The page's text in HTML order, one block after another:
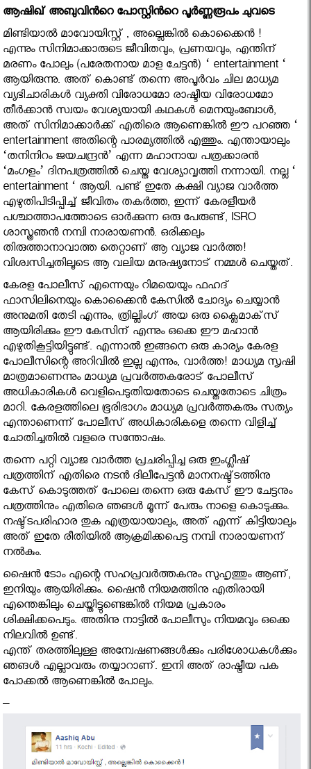
ആഷിഖ് അബുവിൻറെ പോസ്റ്റിൻറെ പൂർണ്ണരൂപം ചുവടെ
മിണ്ടിയാല്‍ മാവോയിസ്റ്റ് , അല്ലെങ്കില്‍ കൊക്കൈന്‍ !
എന്നും സിനിമാക്കാരുടെ ജീവിതവും, പ്രണയവും, എന്തിന്
മരണം പോലും (പരേതനായ മാള ചേട്ടന്‍) ‘ entertainment ‘
ആയിരുന്നു. അത് കൊണ്ട് തന്നെ അപൂര്‍വം ചില മാധ്യമ
വ്യഭിചാരികള്‍ വ്യക്തി വിരോധമോ രാഷ്ടീയ വിരോധമോ
തീര്‍ക്കാന്‍ സ്വയം വേശ്യയായി കഥകള്‍ മെനയുംബോള്‍,
അത് സിനിമാക്കാര്‍ക്ക് എതിരെ ആണെങ്കില്‍ ഈ പറഞ്ഞ ‘
entertainment അതിന്റെ പാരമ്യത്തില്‍ എത്തും. എന്തായാലും
‘തനിനിറം ജയചന്ദ്രന്‍’ എന്ന മഹാനായ പത്രക്കാരന്‍
‘മംഗളം’ ദിനപത്രത്തില്‍ ചെയ്ത വേശ്യാവൃത്തി നന്നായി. നല്ല ‘
entertainment ‘ ആയി. പണ്ട് ഇതേ കക്ഷി വ്യാജ വാര്‍ത്ത
എഴുതിപിടിപ്പിച്ച് ജീവിതം തകര്‍ത്ത, ഇന്ന് കേരളീയര്‍
പശ്ചാത്താപത്തോടെ ഓര്‍ക്കുന്ന ഒരു പേരുണ്ട്, ISRO
ശാസ്ത്രഞന്‍ നമ്പി നാരായണന്‍. ഒരിക്കലും
തിരുത്താനാവാത്ത തെറ്റാണ് ആ വ്യാജ വാര്‍ത്ത!
വിശ്വസിച്ചതിലൂടെ ആ വലിയ മനുഷ്യനോട് നമ്മള്‍ ചെയ്തത്.
കേരള പോലീസ് എന്നെയും റിമയെയും ഫഹദ്
ഫാസിലിനെയും കൊക്കൈന്‍ കേസില്‍ ചോദ്യം ചെയ്യാന്‍
അനുമതി തേടി എന്നും, ത്രില്ലിംഗ് അയ ഒരു ക്ലൈമാക്‌സ്
ആയിരിക്കും ഈ കേസിന് എന്നും ഒക്കെ ഈ മഹാന്‍
എഴുതികൂട്ടിയിട്ടുണ്ട്. എന്നാല്‍ ഇങ്ങനെ ഒരു കാര്യം കേരള
പോലീസിന്റെ അറിവില്‍ ഇല്ല എന്നും, വാര്‍ത്ത! മാധ്യമ സൃഷി
മാത്രമാണെന്നും മാധ്യമ പ്രവര്‍ത്തകരോട് പോലീസ്
അധികാരികള്‍ വെളിപെടുതിയതോടെ ചെയ്തതോടെ ചിത്രം
മാറി. കേരളത്തിലെ ഭൂരിഭാഗം മാധ്യമ പ്രവര്‍ത്തകരും സത്യം
എന്താണെന്ന് പോലീസ് അധികാരികളെ തന്നെ വിളിച്ച്
ചോതിച്ചതില്‍ വളരെ സന്തോഷം.
തന്നെ പറ്റി വ്യാജ വാര്‍ത്ത പ്രചരിപ്പിച്ച ഒരു ഇംഗ്ലീഷ്
പത്രത്തിന് എതിരെ നടന്‍ ദിലീപേട്ടന്‍ മാനനഷ്ട്ടത്തിനു
കേസ് കൊടുത്തത് പോലെ തന്നെ ഒരു കേസ് ഈ ചേട്ടനും
പത്രത്തിനും എതിരെ ഞങള്‍ മൂന്ന് പേരും നാളെ കൊടുക്കും.
നഷ്ട്ടപരിഹാര തുക എത്രയായാലും, അത് എന്ന് കിട്ടിയാലും
അത് ഇതേ രീതിയില്‍ ആക്രമിക്കപെട്ട നമ്പി നാരായണന്
നല്‍കും.
ഷൈന്‍ ടോം എന്റെ സഹപ്രവര്‍ത്തകനും സുഹൃത്തും ആണ്,
ഇനിയും ആയിരിക്കും. ഷൈന്‍ നിയമത്തിനു എതിരായി
എന്തെങ്കിലും ചെയ്തിട്ടുണ്ടെങ്കില്‍ നിയമ പ്രകാരം
ശിക്ഷിക്കപെടും. അതിനു നാട്ടില്‍ പോലീസും നിയമവും ഒക്കെ
നിലവില്‍ ഉണ്ട്.
എന്ത് തരത്തിലുള്ള അന്വേഷണങ്ങള്‍ക്കും പരിശോധകള്‍ക്കും
ഞങള്‍ എല്ലാവരും തയ്യാറാണ്. ഇനി അത് രാഷ്ട്രീയ പക
പോക്കല്‍ ആണെങ്കില്‍ പോലും.
–